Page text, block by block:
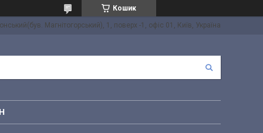
Кошик
Магнітогорський), 1, поверх -1, офіс 01, Київ, Україна